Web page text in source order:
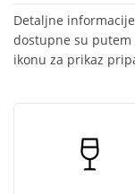
Detaljne
dostupne su
ikonu za prikaz